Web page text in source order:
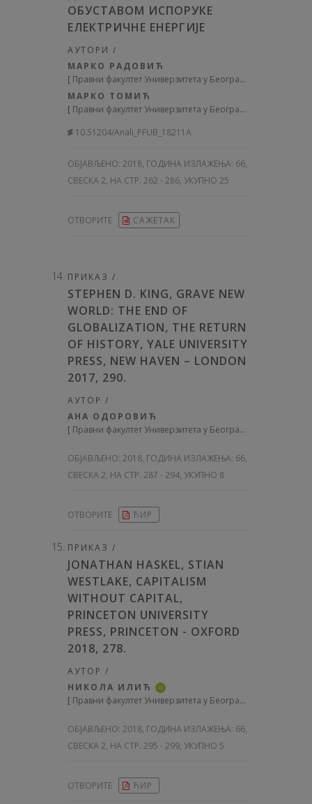
ОБУСТАВОМ ИСПОРУКЕ
ЕЛЕКТРИЧНЕ ЕНЕРГИЈЕ
АУТОРИ /
МАРКО РАДОВИЋ
[ Правни факултет Универзитета у Београду
МАРКО ТОМИЋ
[ Правни факултет Универзитета у Београду
10.51204/Anali_PFUB_18211A
ОБЈАВЉЕНО: 2018, ГОДИНА ИЗЛАЖЕЊА: 66,
СВЕСКА 2, НА СТР. 262 - 286, УКУПНО 25
ОТВОРИТЕ САЖЕТАК
ПРИКАЗ /
STEPHEN D. KING, GRAVE NEW
WORLD: THE END OF
GLOBALIZATION, THE RETURN
OF HISTORY, YALE UNIVERSITY
PRESS, NEW HAVEN – LONDON
2017, 290.
АУТОР /
АНА ОДОРОВИЋ
[ Правни факултет Универзитета у Београду
ОБЈАВЉЕНО: 2018, ГОДИНА ИЗЛАЖЕЊА: 66,
СВЕСКА 2, НА СТР. 287 - 294, УКУПНО 8
ОТВОРИТЕ ЋИР
ПРИКАЗ /
JONATHAN HASKEL, STIAN
WESTLAKE, CAPITALISM
WITHOUT CAPITAL,
PRINCETON UNIVERSITY
PRESS, PRINCETON - OXFORD
2018, 278.
АУТОР /
НИКОЛА ИЛИЋ
iD
[ Правни факултет Универзитета у Београду
ОБЈАВЉЕНО: 2018, ГОДИНА ИЗЛАЖЕЊА: 66,
СВЕСКА 2, НА СТР. 295 - 299, УКУПНО 5
ОТВОРИТЕ ЋИР